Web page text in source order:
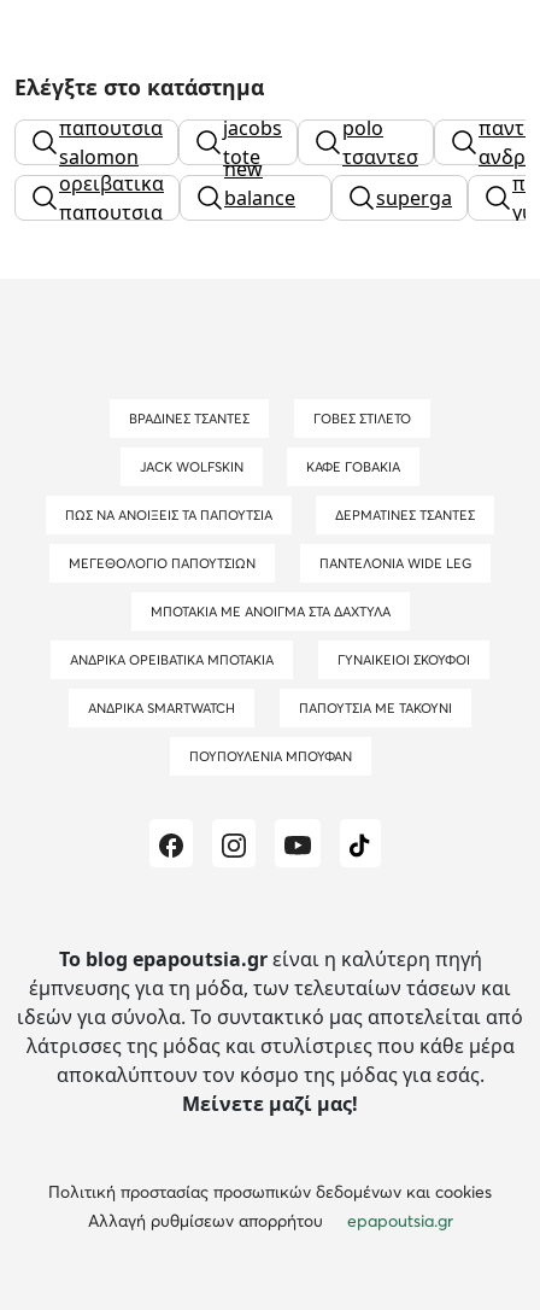
Ελέγξτε στο κατάστημα
παπουτσια
salomon
marc
jacobs
tote
bag
polo
τσαντεσ
ορειβατικα
παπουτσια
new
balance
γυναικεια
superga
ΒΡΑΔΙΝΈΣ ΤΣΆΝΤΕΣ ΓΌΒΕΣ ΣΤΙΛΈΤΟ
JACK WOLFSKIN ΚΑΦΈ ΓΟΒΆΚΙΑ
ΠΏΣ ΝΑ ΑΝΟΊΞΕΙΣ ΤΑ ΠΑΠΟΎΤΣΙΑ ΔΕΡΜΆΤΙΝΕΣ ΤΣΆΝΤΕΣ
ΜΕΓΕΘΟΛΌΓΙΟ ΠΑΠΟΥΤΣΙΏΝ ΠΑΝΤΕΛΌΝΙΑ WIDE LEG
ΜΠΟΤΆΚΙΑ ΜΕ ΆΝΟΙΓΜΑ ΣΤΑ ΔΆΧΤΥΛΑ
ΑΝΔΡΙΚΆ ΟΡΕΙΒΑΤΙΚΆ ΜΠΟΤΆΚΙΑ ΓΥΝΑΙΚΕΊΟΙ ΣΚΟΎΦΟΙ
ΑΝΔΡΙΚΆ SMARTWATCH ΠΑΠΟΎΤΣΙΑ ΜΕ ΤΑΚΟΎΝΙ
ΠΟΥΠΟΥΛΈΝΙΑ ΜΠΟΥΦΆΝ
Το blog epapoutsia.grείναι η καλύτερη πηγή
έμπνευσης για τη μόδα, των τελευταίων τάσεων και
ιδεών για σύνολα. Το συντακτικό μας αποτελείται από
λάτρισσες της μόδας και στυλίστριες που κάθε μέρα
αποκαλύπτουν τον κόσμο της μόδας για εσάς.
Μείνετε μαζί μας!
Πολιτική προστασίας προσωπικών δεδομένων και cookies
Αλλαγή ρυθμίσεων απορρήτου
epapoutsia.gr